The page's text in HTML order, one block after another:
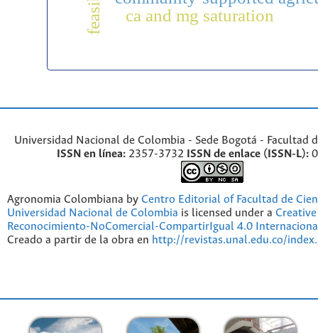
ca and mg saturation
Universidad Nacional de Colombia - Sede Bogotá - Facultad
ISSN en línea: 2357-3732 ISSN de enlace (ISSN-L):
Agronomia Colombiana by Centro Editorial of Facultad de
Universidad Nacional de Colombia is licensed under a
Reconocimiento-NoComercial-CompartirIgual 4.0
Creado a partir de la obra en http://revistas.unal.edu.co/